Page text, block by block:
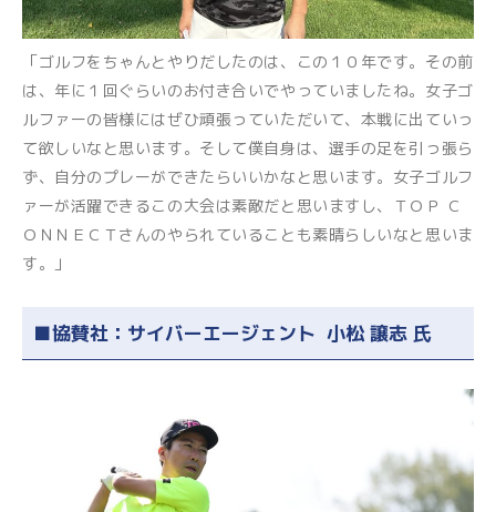
「ゴルフをちゃんとやりだしたのは、この１０年です。その前
は、年に１回ぐらいのお付き合いでやっていましたね。女子ゴ
ルファーの皆様にはぜひ頑張っていただいて、本戦に出ていっ
て欲しいなと思います。そして僕自身は、選手の足を引っ張ら
ず、自分のプレーができたらいいかなと思います。女子ゴルフ
ァーが活躍できるこの大会は素敵だと思いますし、ＴＯＰ Ｃ
ＯＮＮＥＣＴさんのやられていることも素晴らしいなと思いま
す。」
■協賛社：サイバーエージェント 小松 譲志 氏